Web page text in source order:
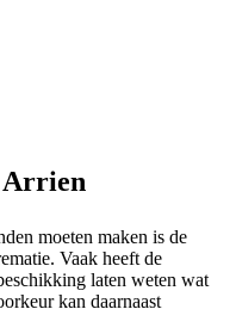
Arrien
moeten maken is de
Vaak heeft de
laten weten wat
kan daarnaast